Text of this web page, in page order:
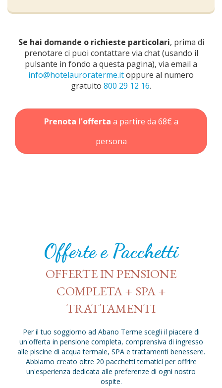
Se hai domande o richieste particolari, prima di
prenotare ci puoi contattare via chat (usando il
pulsante in fondo a questa pagina), via email a
info@hotelauroraterme.itoppure al numero
gratuito 800 29 12 16.
Prenota l'offerta a partire da 68€ a
persona
Offerte e Pacchetti
OFFERTE IN PENSIONE
COMPLETA + SPA +
TRATTAMENTI
Per il tuo soggiorno ad Abano Terme scegli il piacere di
un'offerta in pensione completa, comprensiva di ingresso
alle piscine di acqua termale, SPA e trattamenti benessere.
Abbiamo creato oltre 20 pacchetti tematici per offrire
un'esperienza dedicata alle preferenze di ogni nostro
ospite.